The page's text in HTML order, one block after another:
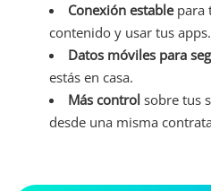
Conexión establepara
contenido y usar tus apps.
Datos móviles para
estás en casa.
Más control sobre tus
desde una misma